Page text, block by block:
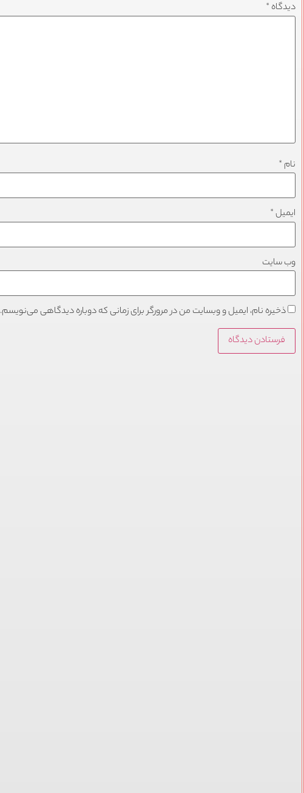
دیدگاه *
نام *
ایمیل*
وب‌ سایت
ذخیره نام، ایمیل و وبسایت من در مرورگر برای زمانی که دوباره دیدگاهی می‌نویسم.